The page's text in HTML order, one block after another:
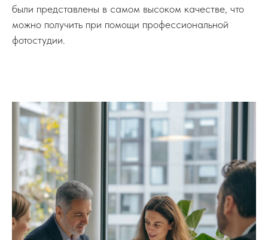
были представлены в самом высоком качестве, что
можно получить при помощи профессиональной
фотостудии.